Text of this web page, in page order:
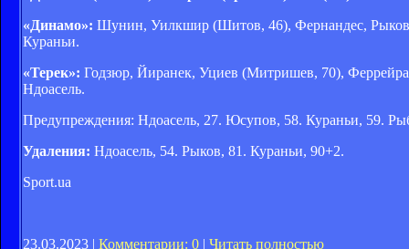
«Динамо»: Шунин, Уилкшир (Шитов, 46), Фернандес,
Кураньи.
«Терек»: Годзюр, Йиранек, Уциев (Митришев, 70),
Ндоасель.
Предупреждения: Ндоасель, 27. Юсупов, 58. Кураньи, 59.
Удаления: Ндоасель, 54. Рыков, 81. Кураньи, 90+2.
Sport.ua
23.03.2023 | Комментарии: 0 | Читать полностью